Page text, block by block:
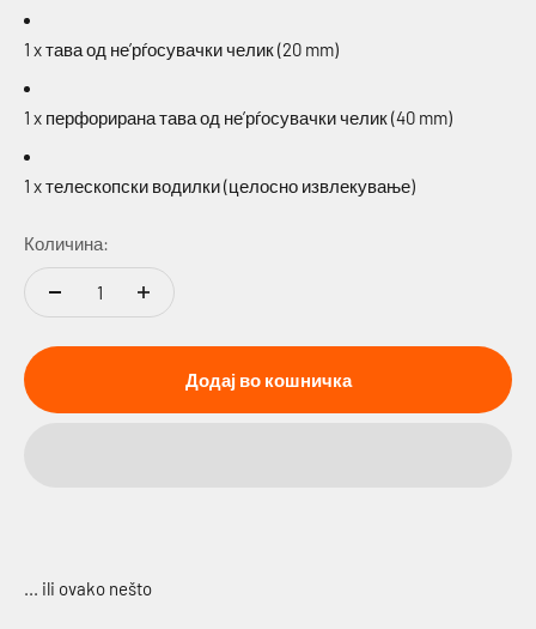
1 x тава од не’рѓосувачки челик (20 mm)
1 x перфорирана тава од не’рѓосувачки челик (40 mm)
1 x телескопски водилки (целосно извлекување)
Количина:
Додај во кошничка